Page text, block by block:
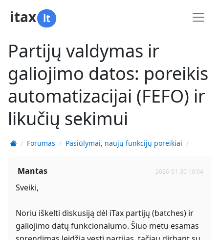
itax lt
Partijų valdymas ir
galiojimo datos: poreikis
automatizacijai (FEFO) ir
likučių sekimui
Forumas Pasiūlymai, naujų funkcijų poreikiai
Mantas 2026-01-30 10:04
Sveiki,
Noriu iškelti diskusiją dėl iTax partijų (batches) ir
galiojimo datų funkcionalumo. Šiuo metu esamas